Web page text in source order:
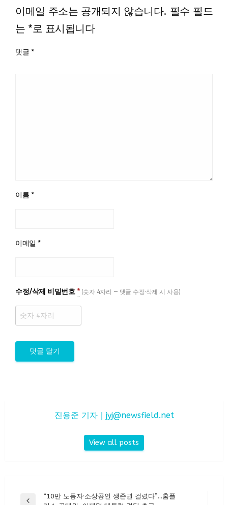
이메일 주소는 공개되지 않습니다. 필수 필드
는 *로 표시됩니다
댓글 *
이름 *
이메일 *
수정/삭제 비밀번호 * (숫자 4자리 — 댓글 수정·삭제 시 사용)
진용준 기자｜ jyj@newsfield.net
View all posts
글
“10만 노동자·소상공인 생존권 걸렸다”…홈플